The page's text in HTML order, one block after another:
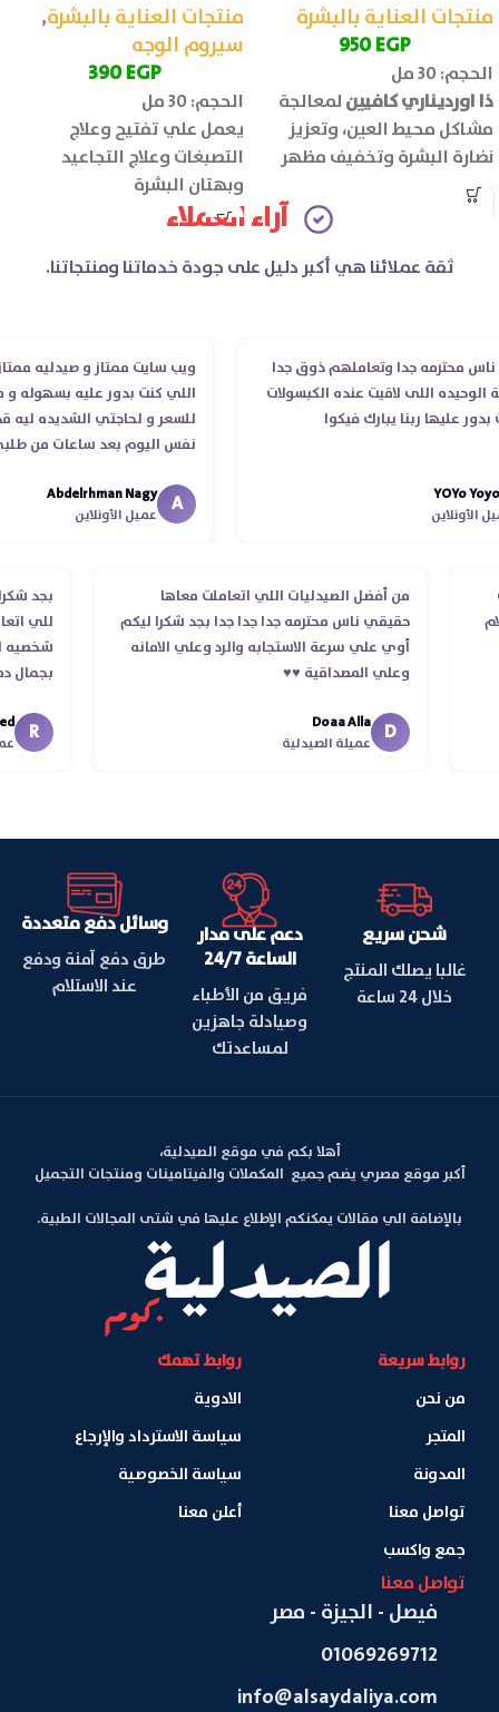
منتجات العناية بالبشرة
950EGP
الحجم: 30 مل
ذا اورديناري كافيينلمعالجة
مشاكل محيط العين، وتعزيز
نضارة البشرة وتخفيف مظهر
علامات الإجهاد.
منتجات العناية بالبشرة,
سيروم الوجه
390EGP
الحجم: 30 مل
يعمل علي تفتيح وعلاج
التصبغات وعلاج التجاعيد
وبهتان البشرة
آراء العملاء
ثقة عملائنا هي أكبر دليل على جودة خدماتنا ومنتجاتنا.
محترمه جدا وتعاملهم ذوق جدا
اللى لاقيت عنده الكبسولات
عليها ربنا يبارك فيكوا
YOYo
ويب سايت ممتاز و صيدليه ممتازه
اللي كنت بدور عليه بسهوله و من
للسعر و لحاجتي الشديده ليه
نفس اليوم بعد ساعات من طلبي و
انتهاء موعد عمله ..فضل يتابع
استلمت ..شكرا جزيلا ليكم
A
Abdelrhman Nagy
عميل الأونلاين
من أفضل الصيدليات اللي اتعاملت معاها
حقيقي ناس محترمه جدا جدا جدا بجد شكرا ليكم
أوي علي سرعة الاستجابه والرد وعلي الامانه
وعلي المصداقية ♥️♥️‏
D
Doaa Alla
عميلة الصيدلية
R
شحن سريع
غالبا يصلك المنتج
خلال 24 ساعة
دعم على مدار
الساعة 24/7
فريق من الأطباء
وصيادلة جاهزين
لمساعدتك
وسائل دفع متعددة
طرق دفع آمنة ودفع
عند الاستلام
أهلا بكم في موقع الصيدلية،
أكبر موقع مصري يضم جميع المكملات والفيتامينات ومنتجات التجميل
بالإضافة الي مقالات يمكنكم الإطلاع عليها في شتى المجالات الطبية.
روابط سريعة
من نحن
المتجر
المدونة
تواصل معنا
جمع واكسب
روابط تهمك
الادوية
سياسة الاسترداد والإرجاع
سياسة الخصوصية
أعلن معنا
تواصل معنا
فيصل - الجيزة - مصر
01069269712
info@alsaydaliya.com